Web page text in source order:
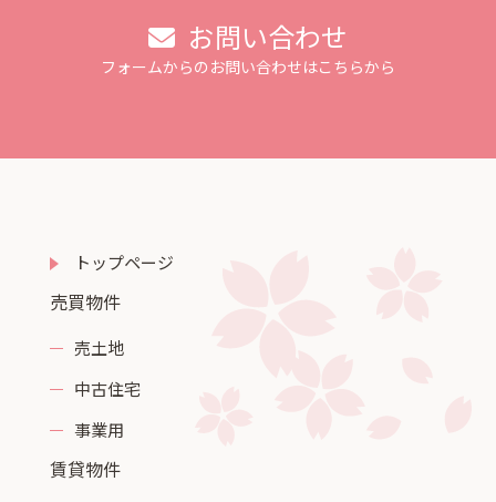
お問い合わせ
フォームからのお問い合わせはこちらから
トップページ
売買物件
売土地
中古住宅
事業用
賃貸物件